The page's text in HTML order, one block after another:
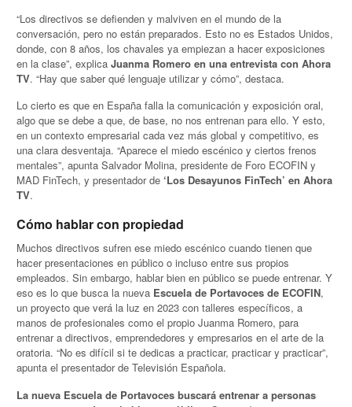
“Los directivos se defienden y malviven en el mundo de la
conversación, pero no están preparados. Esto no es Estados Unidos,
donde, con 8 años, los chavales ya empiezan a hacer exposiciones
en la clase”, explicaJuanma Romero en una entrevista con Ahora
TV. “Hay que saber qué lenguaje utilizar y cómo”, destaca.
Lo cierto es que en España falla la comunicación y exposición oral,
algo que se debe a que, de base, no nos entrenan para ello. Y esto,
en un contexto empresarial cada vez más global y competitivo, es
una clara desventaja. “Aparece el miedo escénico y ciertos frenos
mentales”, apunta Salvador Molina, presidente de Foro ECOFIN y
MAD FinTech, y presentador de‘Los Desayunos FinTech’ en Ahora
TV.
Cómo hablar con propiedad
Muchos directivos sufren ese miedo escénico cuando tienen que
hacer presentaciones en público o incluso entre sus propios
empleados. Sin embargo, hablar bien en público se puede entrenar. Y
eso es lo que busca la nueva Escuela de Portavoces de ECOFIN,
un proyecto que verá la luz en 2023 con talleres específicos, a
manos de profesionales como el propio Juanma Romero, para
entrenar a directivos, emprendedores y empresarios en el arte de la
oratoria. “No es difícil si te dedicas a practicar, practicar y practicar”,
apunta el presentador de Televisión Española.
La nueva Escuela de Portavoces buscará entrenar a personas